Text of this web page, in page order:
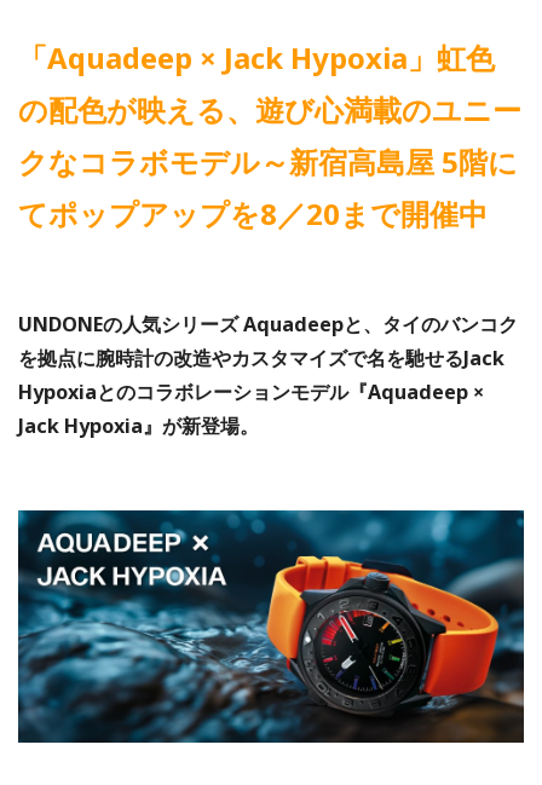
「Aquadeep × Jack Hypoxia」虹色
の配色が映える、遊び心満載のユニー
クなコラボモデル～新宿高島屋 5階に
てポップアップを8／20まで開催中
UNDONEの人気シリーズ Aquadeepと、タイのバンコク
を拠点に腕時計の改造やカスタマイズで名を馳せるJack
Hypoxiaとのコラボレーションモデル『Aquadeep ×
Jack Hypoxia』が新登場。